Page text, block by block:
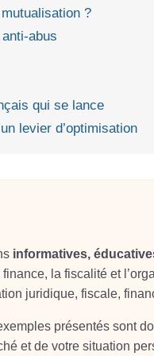
?
qui se lance
levier d’optimisation
informatives,
la fiscalité et
juridique, fiscale,
présentés sont
et de votre situation